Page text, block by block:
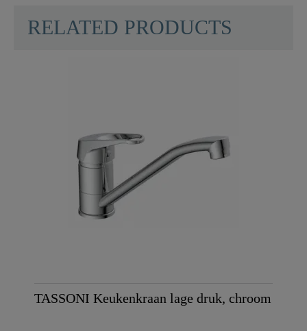
RELATED PRODUCTS
TASSONI Keukenkraan lage druk, chroom